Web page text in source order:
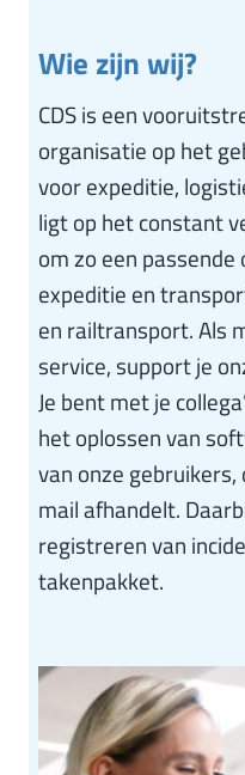
Wie zijn wij?
CDS is een
organisatie op het
voor expeditie,
ligt op het constant
om zo een
expeditie en
en railtransport. Als
service, support je
Je bent met je
het oplossen van
van onze
mail afhandelt.
registreren van
takenpakket.